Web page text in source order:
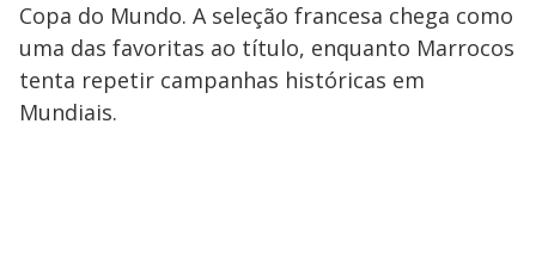
Copa do Mundo. A seleção francesa chega como
uma das favoritas ao título, enquanto Marrocos
tenta repetir campanhas históricas em
Mundiais.